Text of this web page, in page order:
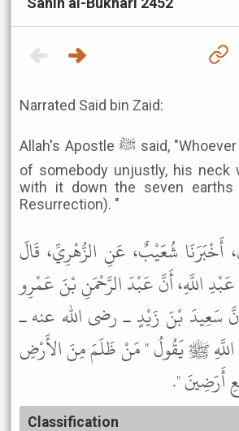
Narrated Said bin Zaid:
Allah's Apostle ﷺ said, "Whoever usurps the land
of somebody unjustly, his neck
with it down the seven
Resurrection). "
أَخْبَرَنَا شُعَيْبٌ، عَنِ الزُّهْرِيِّ، قَالَ
اللَّهِ، أَنَّ عَبْدَ الرَّحْمَنِ بْنَ عَمْرِو
سَعِيدَ بْنَ زَيْدٍ ـ رضى الله عنه ـ
ﷺ يَقُولُ " مَنْ ظَلَمَ مِنَ الأَرْضِ
أَرَضِينَ ".
Classification